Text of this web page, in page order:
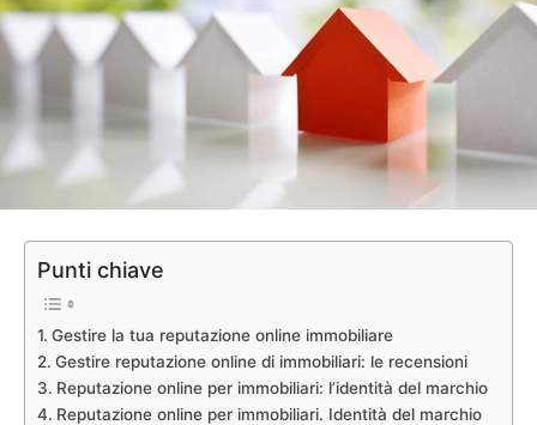
Punti chiave
Gestire la tua reputazione online immobiliare
Gestire reputazione online di immobiliari: le recensioni
Reputazione online per immobiliari: l’identità del marchio
Reputazione online per immobiliari. Identità del marchio